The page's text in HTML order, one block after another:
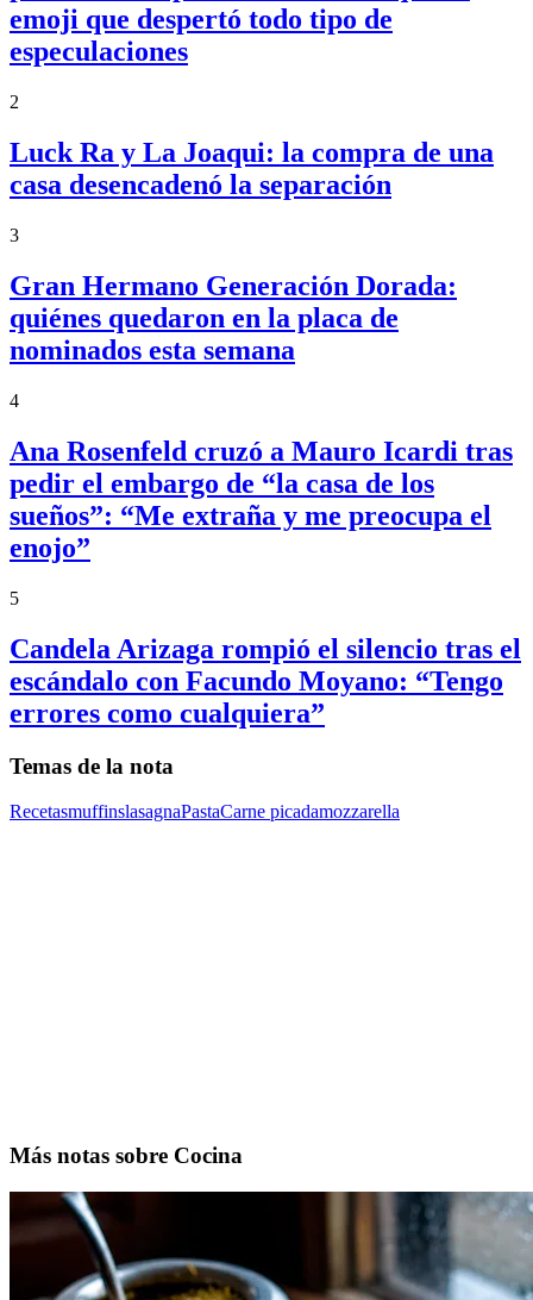
emoji que despertó todo tipo de
especulaciones
2
Luck Ra y La Joaqui: la compra de una
casa desencadenó la separación
3
Gran Hermano Generación Dorada:
quiénes quedaron en la placa de
nominados esta semana
4
Ana Rosenfeld cruzó a Mauro Icardi tras
pedir el embargo de “la casa de los
sueños”: “Me extraña y me preocupa el
enojo”
5
Candela Arizaga rompió el silencio tras el
escándalo con Facundo Moyano: “Tengo
errores como cualquiera”
Temas de la nota
RecetasmuffinslasagnaPastaCarne picadamozzarella
Más notas sobre Cocina